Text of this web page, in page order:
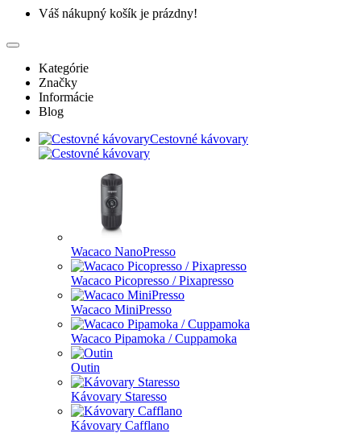
Váš nákupný košík je prázdny!
Kategórie
Značky
Informácie
Blog
Cestovné kávovary
Wacaco NanoPresso
Wacaco Picopresso / Pixapresso
Wacaco MiniPresso
Wacaco Pipamoka / Cuppamoka
Outin
Kávovary Staresso
Kávovary Cafflano